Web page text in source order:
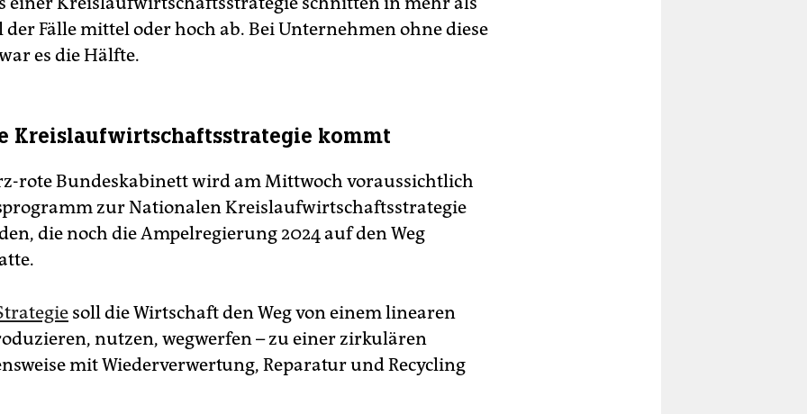
Fälle mittel oder hoch ab. Bei Unternehmen ohne diese
es die Hälfte.
Kreislaufwirtschaftsstrategie kommt
rote Bundeskabinett wird am Mittwoch voraussichtlich
zur Nationalen Kreislaufwirtschaftsstrategie
die noch die Ampelregierung 2024 auf den Weg
soll die Wirtschaft den Weg von einem linearen
nutzen, wegwerfen – zu einer zirkulären
mit Wiederverwertung, Reparatur und Recycling